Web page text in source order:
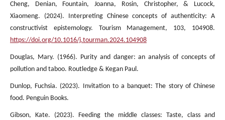
Cheng, Denian, Fountain, Joanna, Rosin, Christopher, & Lucock,
Xiaomeng. (2024). Interpreting Chinese concepts of authenticity: A
constructivist epistemology. Tourism Management, 103, 104908.
https://doi.org/10.1016/j.tourman.2024.104908
Douglas, Mary. (1966). Purity and danger: an analysis of concepts of
pollution and taboo. Routledge & Kegan Paul.
Dunlop, Fuchsia. (2023). Invitation to a banquet: The story of Chinese
food. Penguin Books.
Gibson, Kate. (2023). Feeding the middle classes: Taste, class and